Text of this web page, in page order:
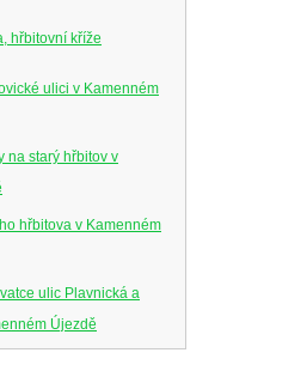
hřbitovní kříže
ulici v Kamenném
na starý hřbitov v
hřbitova v Kamenném
ulic Plavnická a
Újezdě